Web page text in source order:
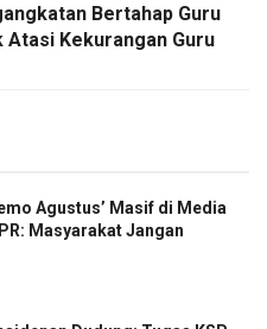
Bertahap Guru
Atasi Kekurangan Guru
Agustus’ Masif di Media
Masyarakat Jangan